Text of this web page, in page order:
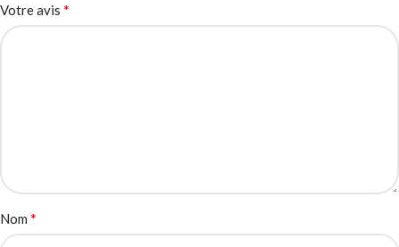
Votre avis *
Nom *